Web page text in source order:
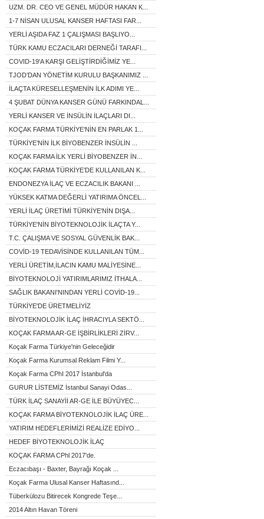
UZM. DR. CEO VE GENEL MÜDÜR HAKAN K...
1-7 NİSAN ULUSAL KANSER HAFTASI FAR...
YERLİ AŞIDA FAZ 1 ÇALIŞMASI BAŞLIYO...
TÜRK KAMU ECZACILARI DERNEĞİ TARAFI...
COVID-19'A KARŞI GELİŞTİRDİĞİMİZ YE...
TJOD’DAN YÖNETİM KURULU BAŞKANIMIZ ...
İLAÇTA KÜRESELLEŞMENİN İLK ADIMI YE...
4 ŞUBAT DÜNYA KANSER GÜNÜ FARKINDAL...
YERLİ KANSER VE İNSÜLİN İLAÇLARI DI...
KOÇAK FARMA TÜRKİYE'NİN EN PARLAK 1...
TÜRKİYE’NİN İLK BİYOBENZER İNSÜLİN ...
KOÇAK FARMA İLK YERLİ BİYOBENZER İN...
KOÇAK FARMA TÜRKİYE’DE KULLANILAN K...
ENDONEZYA İLAÇ VE ECZACILIK BAKANI ...
YÜKSEK KATMA DEĞERLİ YATIRIMA ÖNCEL...
YERLİ İLAÇ ÜRETİMİ TÜRKİYE'NİN DIŞA...
TÜRKİYE'NİN BİYOTEKNOLOJİK İLAÇTA Y...
T.C. ÇALIŞMA VE SOSYAL GÜVENLİK BAK...
COVİD-19 TEDAVİSİNDE KULLANILAN TÜM...
YERLİ ÜRETİM,İLACIN KAMU MALİYESİNE...
BİYOTEKNOLOJİ YATIRIMLARIMIZ İTHALA...
SAĞLIK BAKANI'NINDAN YERLİ COVİD-19...
TÜRKİYE'DE ÜRETMELİYİZ
BİYOTEKNOLOJİK İLAÇ İHRACIYLA SEKTÖ...
KOÇAK FARMA AR-GE İŞBİRLİKLERİ ZİRV...
Koçak Farma Türkiye'nin Geleceğidir
Koçak Farma Kurumsal Reklam Filmi Y...
Koçak Farma CPhI 2017 İstanbul'da
GURUR LİSTEMİZ İstanbul Sanayi Odas...
TÜRK İLAÇ SANAYİİ AR-GE İLE BÜYÜYEC...
KOÇAK FARMA BİYOTEKNOLOJİK İLAÇ ÜRE...
YATIRIM HEDEFLERİMİZİ REALİZE EDİYO...
HEDEF BİYOTEKNOLOJİK İLAÇ
KOÇAK FARMA CPhl 2017'de.
Eczacıbaşı - Baxter, Bayrağı Koçak ...
Koçak Farma Ulusal Kanser Haftasınd...
Tüberkülozu Bitirecek Kongrede Teşe...
2014 Altın Havan Töreni